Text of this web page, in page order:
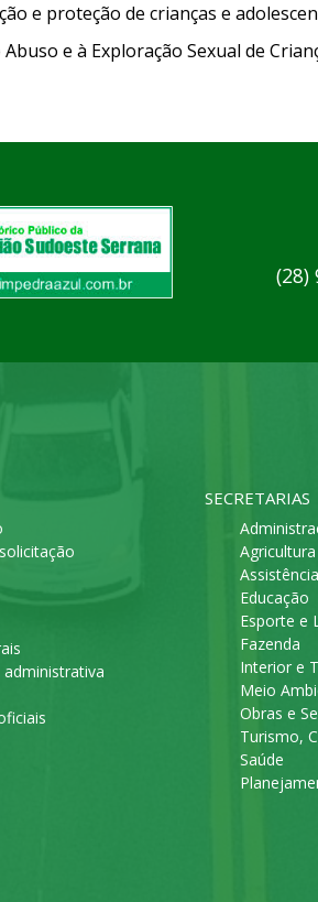
e proteção de crianças e
e à Exploração Sexual de
(28)
SECRETARIAS
Educação
Esporte e
Fazenda
Interior e
Meio
Obras e
Turismo,
Saúde